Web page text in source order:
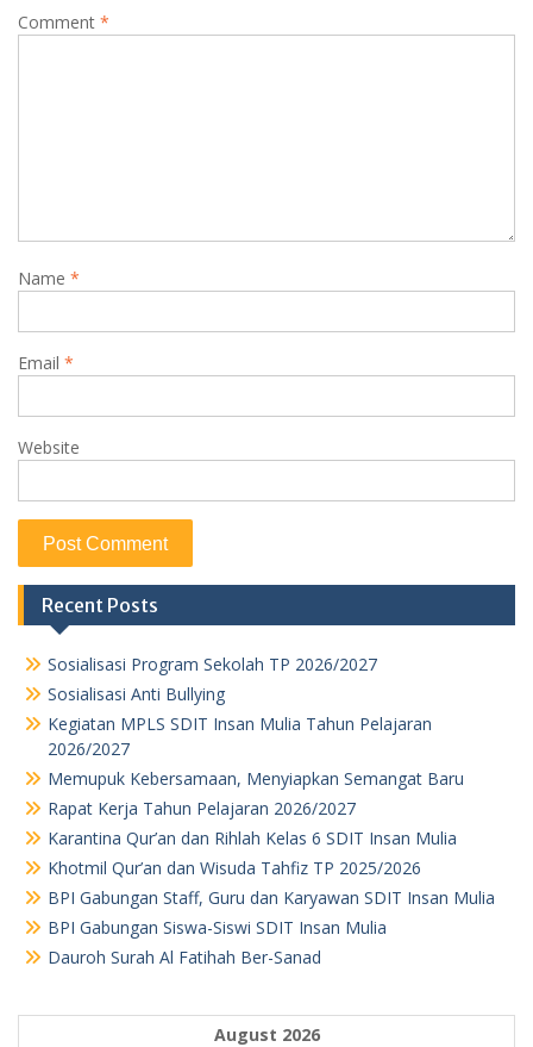
Comment *
Name *
Email *
Website
Recent Posts
Sosialisasi Program Sekolah TP 2026/2027
Sosialisasi Anti Bullying
Kegiatan MPLS SDIT Insan Mulia Tahun Pelajaran
2026/2027
Memupuk Kebersamaan, Menyiapkan Semangat Baru
Rapat Kerja Tahun Pelajaran 2026/2027
Karantina Qur’an dan Rihlah Kelas 6 SDIT Insan Mulia
Khotmil Qur’an dan Wisuda Tahfiz TP 2025/2026
BPI Gabungan Staff, Guru dan Karyawan SDIT Insan Mulia
BPI Gabungan Siswa-Siswi SDIT Insan Mulia
Dauroh Surah Al Fatihah Ber-Sanad
August 2026